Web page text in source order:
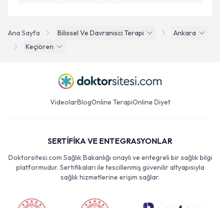
Ana Sayfa Bilissel Ve Davranisci Terapi
Ankara
Keçiören
VideolarBlogOnline TerapiOnline Diyet
SERTİFİKA VE ENTEGRASYONLAR
Doktorsitesi.com Sağlık Bakanlığı onaylı ve entegreli bir sağlık bilgi
platformudur. Sertifikaları ile tescillenmiş güvenilir altyapısıyla
sağlık hizmetlerine erişim sağlar.